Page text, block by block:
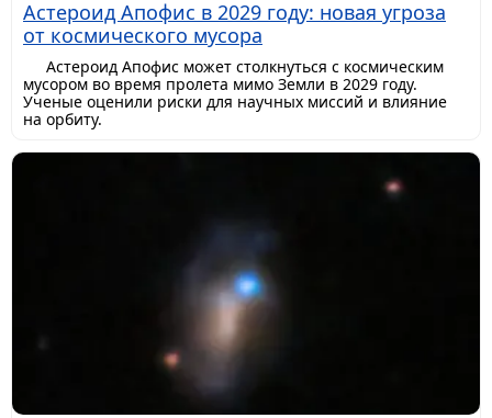
Астероид Апофис в 2029 году: новая угроза
от космического мусора
Астероид Апофис может столкнуться с космическим
мусором во время пролета мимо Земли в 2029 году.
Ученые оценили риски для научных миссий и влияние
на орбиту.